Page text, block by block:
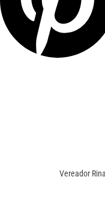
Vereador